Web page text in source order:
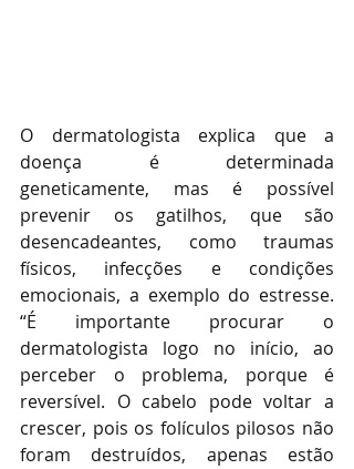
O dermatologista explica que a
doença é determinada
geneticamente, mas é possível
prevenir os gatilhos, que são
desencadeantes, como traumas
físicos, infecções e condições
emocionais, a exemplo do estresse.
“É importante procurar o
dermatologista logo no início, ao
perceber o problema, porque é
reversível. O cabelo pode voltar a
crescer, pois os folículos pilosos não
foram destruídos, apenas estão